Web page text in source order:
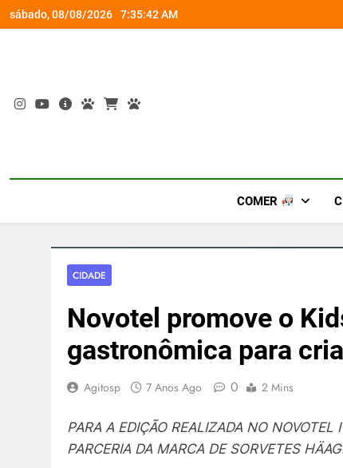
Skip
to
sábado, 08/08/2026 7:35:42 AM
ao diabetes
COMER
CIDADE
Novotel promove o
gastronômica para
Agitosp 7 Anos Ago 0 2 Mins
PARA A EDIÇÃO REALIZADA NO
PARCERIA DA MARCA DE SORVETES